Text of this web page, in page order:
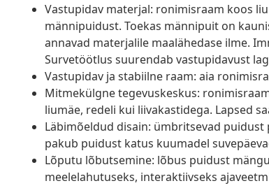
Vastupidav materjal: ronimisraam koos
männipuidust. Toekas männipuit on
annavad materjalile maalähedase ilme.
Survetöötlus suurendab vastupidavust
Vastupidav ja stabiilne raam: aia
Mitmekülgne tegevuskeskus:
liumäe, redeli kui liivakastidega. Lapsed
Läbimõeldud disain: ümbritsevad
pakub puidust katus kuumadel
Lõputu lõbutsemine: lõbus puidust
meelelahutuseks, interaktiivseks